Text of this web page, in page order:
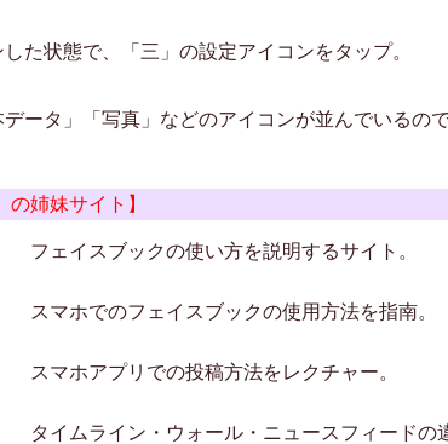
た状態で、「三」の設定アイコンをタップ。
ータ」「写真」などのアイコンが並んでいるの
の姉妹サイト】
フェイスブックの使い方を説明するサイト。
スマホでのフェイスブックの使用方法を指南。
スマホアプリでの投稿方法をレクチャー。
タイムライン・ウォール・ニュースフィードの